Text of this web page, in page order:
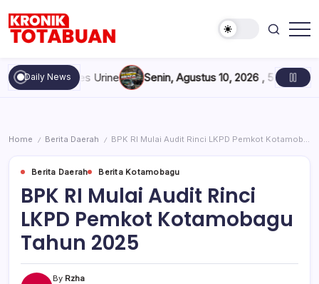
content
Totabuan
hari
ini
Kronik
Daily News
Dites Urine Senin, Agustus 10, 2026 , 5:10 PMPebalap
Home / Berita Daerah / BPK RI Mulai Audit Rinci LKPD Pemkot Kotamobagu Tahun 2025
Berita Daerah Berita Kotamobagu
BPK RI Mulai Audit Rinci
LKPD Pemkot Kotamobagu
Tahun 2025
By Rzha